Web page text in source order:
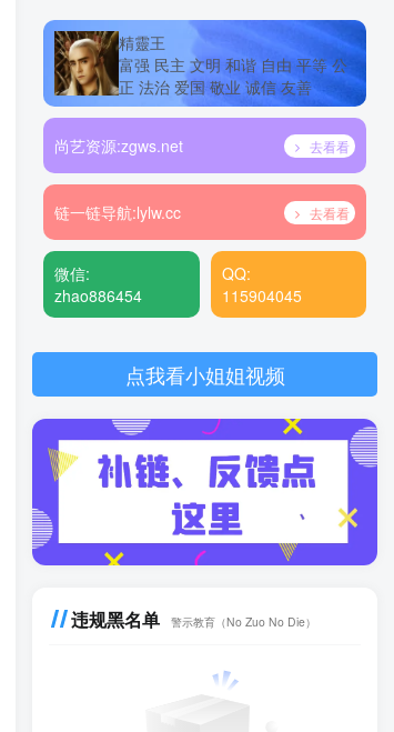
精靈王
富强 民主 文明 和谐 自由 平等 公
正 法治 爱国 敬业 诚信 友善
尚艺资源:zgws.net 去看看
链一链导航:lylw.cc 去看看
微信:
zhao886454
QQ:
115904045
点我看小姐姐视频
违规黑名单 警示教育（No Zuo No Die）